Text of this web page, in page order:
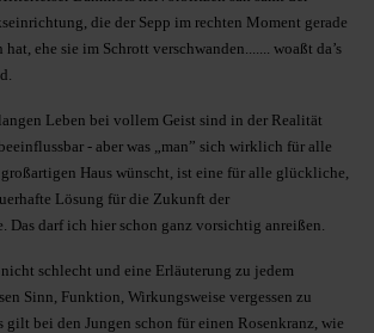
die der Sepp im rechten Moment gerade
ehe sie im Schrott verschwanden....... woaßt da’s
Leben bei vollem Geist sind in der Realität
- aber was „man” sich wirklich für alle
Haus wünscht, ist eine für alle glückliche,
Lösung für die Zukunft der
Das darf ich hier schon ganz vorsichtig anreißen.
schlecht und eine Erläuterung zu jedem
Sinn, Funktion, Wirkungsweise vergessen zu
gilt bei den Jungen schon für einen Rosenkranz, wie